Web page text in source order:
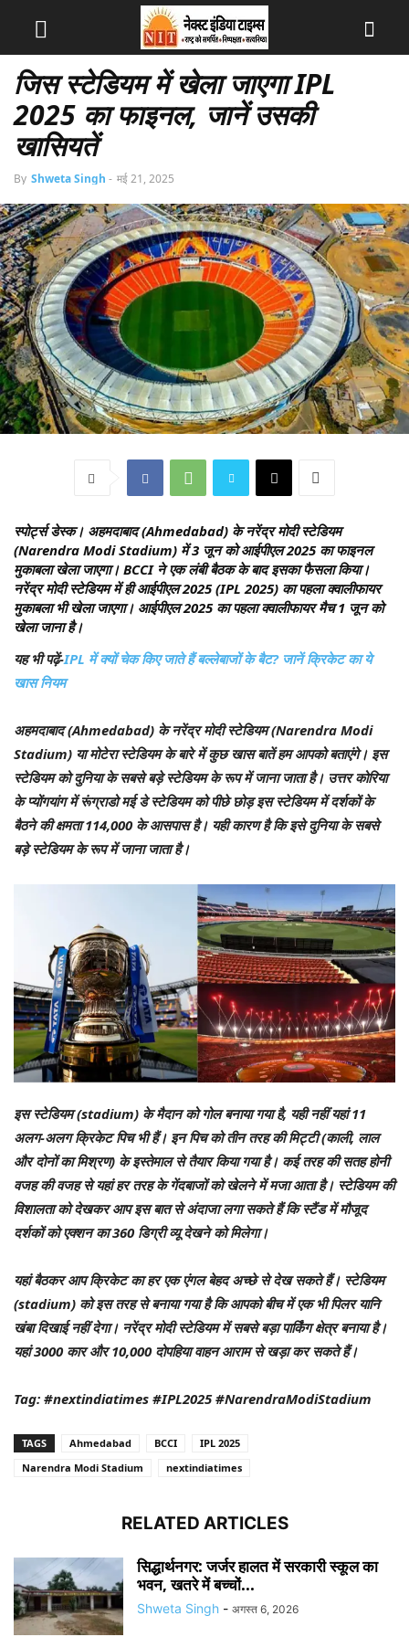
जिस स्टेडियम में खेला जाएगा IPL
2025 का फाइनल, जानें उसकी
खासियतें
By Shweta Singh - मई 21, 2025
स्पोर्ट्स डेस्क। अहमदाबाद (Ahmedabad) के नरेंद्र मोदी स्टेडियम
(Narendra Modi Stadium) में 3 जून को आईपीएल 2025 का फाइनल
मुकाबला खेला जाएगा। BCCI ने एक लंबी बैठक के बाद इसका फैसला किया।
नरेंद्र मोदी स्टेडियम में ही आईपीएल 2025 (IPL 2025) का पहला क्वालीफायर
मुकाबला भी खेला जाएगा। आईपीएल 2025 का पहला क्वालीफायर मैच 1 जून को
खेला जाना है।
यह भी पढ़ें-IPL में क्यों चेक किए जाते हैं बल्लेबाजों के बैट? जानें क्रिकेट का ये
खास नियम
अहमदाबाद (Ahmedabad) के नरेंद्र मोदी स्टेडियम (Narendra Modi
Stadium) या मोटेरा स्टेडियम के बारे में कुछ खास बातें हम आपको बताएंगे। इस
स्टेडियम को दुनिया के सबसे बड़े स्टेडियम के रूप में जाना जाता है। उत्तर कोरिया
के प्योंगयांग में रूंग्राडो मई डे स्टेडियम को पीछे छोड़ इस स्टेडियम में दर्शकों के
बैठने की क्षमता 114,000 के आसपास है। यही कारण है कि इसे दुनिया के सबसे
बड़े स्टेडियम के रूप में जाना जाता है।
इस स्टेडियम (stadium) के मैदान को गोल बनाया गया है, यही नहीं यहां 11
अलग-अलग क्रिकेट पिच भी हैं। इन पिच को तीन तरह की मिट्टी (काली, लाल
और दोनों का मिश्रण) के इस्तेमाल से तैयार किया गया है। कई तरह की सतह होनी
वजह की वजह से यहां हर तरह के गेंदबाजों को खेलने में मजा आता है। स्टेडियम की
विशालता को देखकर आप इस बात से अंदाजा लगा सकते हैं कि स्टैंड में मौजूद
दर्शकों को एक्शन का 360 डिग्री व्यू देखने को मिलेगा।
यहां बैठकर आप क्रिकेट का हर एक एंगल बेहद अच्छे से देख सकते हैं। स्टेडियम
(stadium) को इस तरह से बनाया गया है कि आपको बीच में एक भी पिलर यानि
खंबा दिखाई नहीं देगा। नरेंद्र मोदी स्टेडियम में सबसे बड़ा पार्किंग क्षेत्र बनाया है।
यहां 3000 कार और 10,000 दोपहिया वाहन आराम से खड़ा कर सकते हैं।
Tag: #nextindiatimes #IPL2025 #NarendraModiStadium
TAGS Ahmedabad BCCI
IPL 2025
Narendra Modi Stadium
nextindiatimes
RELATED ARTICLES
सिद्धार्थनगर: जर्जर हालत में सरकारी स्कूल का
भवन, खतरे में बच्चों...
Shweta Singh - अगस्त 6, 2026